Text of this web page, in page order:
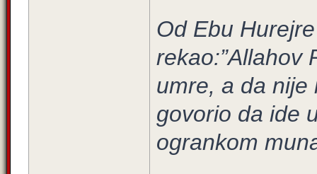
Od Ebu
rekao:”Allahov
umre, a da nije
govorio da ide
ogrankom